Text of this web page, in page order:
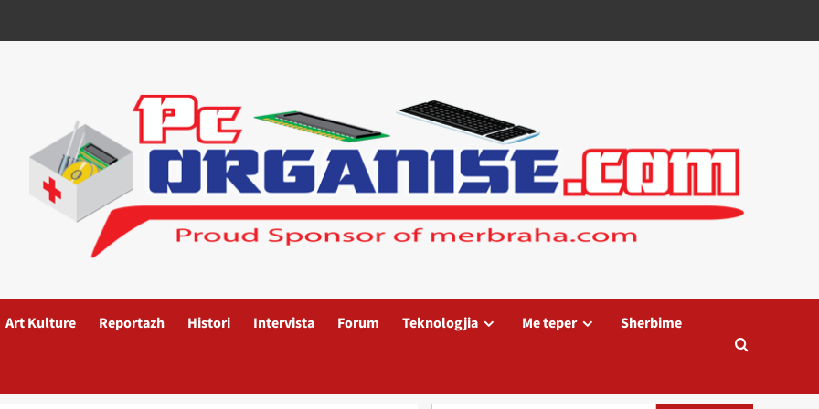
Art Kulture Reportazh Histori Intervista Forum Teknologjia Me teper Sherbime